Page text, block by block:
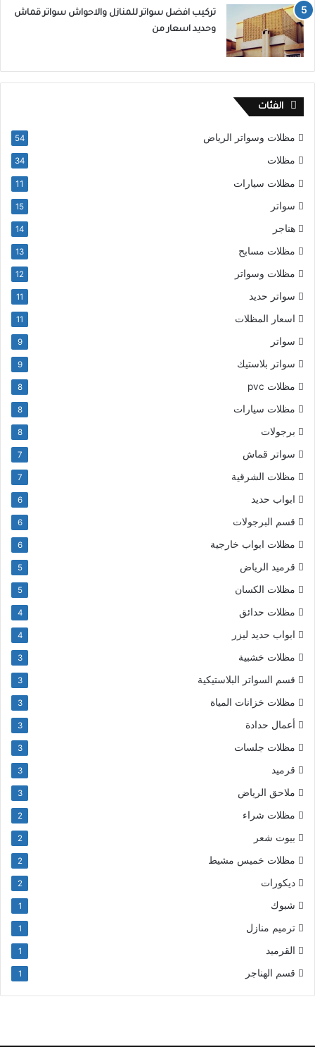
تركيب افضل سواتر للمنازل والاحواش سواتر قماش
وحديد اسعار من
الفئات
مظلات وسواتر الرياض 54
مظلات 34
مظلات سيارات 11
سواتر 15
هناجر 14
مظلات مسابح 13
مظلات وسواتر 12
سواتر حديد 11
اسعار المظلات 11
سواتر 9
سواتر بلاستيك 9
مظلات pvc 8
مظلات سيارات 8
برجولات 8
سواتر قماش 7
مظلات الشرقية 7
ابواب حديد 6
قسم البرجولات 6
مظلات ابواب خارجية 6
قرميد الرياض 5
مظلات الكسان 5
مظلات حدائق 4
ابواب حديد ليزر 4
مظلات خشبية 3
قسم السواتر البلاستيكية 3
مظلات خزانات المياة 3
أعمال حدادة 3
مظلات جلسات 3
قرميد 3
ملاحق الرياض 3
مظلات شراء 2
بيوت شعر 2
مظلات خميس مشيط 2
ديكورات 2
شبوك 1
ترميم منازل 1
القرميد 1
قسم الهناجر 1